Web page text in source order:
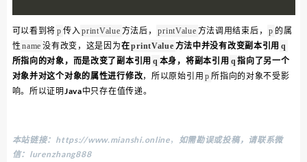
可以看到将 p 传入 printValue 方法后， printValue 方法调用结束后， p 的属
性 name 没有改变，这是因为在printValue 方法中并没有改变副本引用 q
所指向的对象，而是改变了副本引用 q 本身，将副本引用 q 指向了另一个
对象并对这个对象的属性进行修改，所以原始引用 p 所指向的对象不受影
响。所以证明Java中只存在值传递。
本站链接： https://www.mianshi.online，
如需勘误或投稿，请联系微
信：lurenzhang888